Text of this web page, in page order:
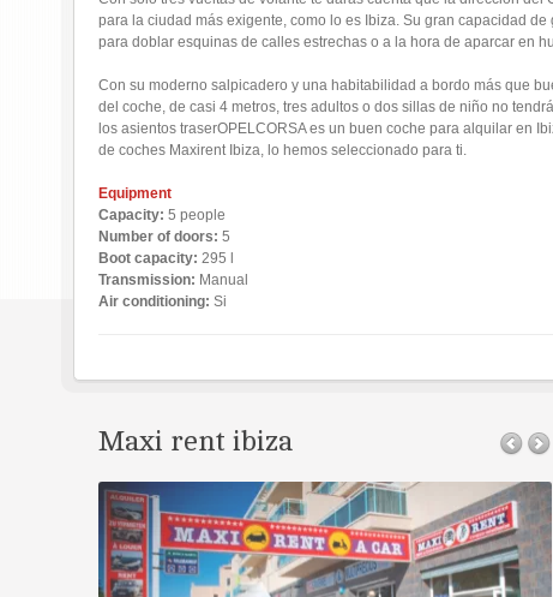
para la ciudad más exigente, como lo es Ibiza. Su gran capacidad de
para doblar esquinas de calles estrechas o a la hora de aparcar en
Con su moderno salpicadero y una habitabilidad a bordo más que
del coche, de casi 4 metros, tres adultos o dos sillas de niño no
los asientos traserOPELCORSA es un buen coche para alquilar en
de coches Maxirent Ibiza, lo hemos seleccionado para ti.
Equipment
Capacity: 5 people
Number of doors: 5
Boot capacity: 295 l
Transmission: Manual
Air conditioning: Si
Maxi rent ibiza